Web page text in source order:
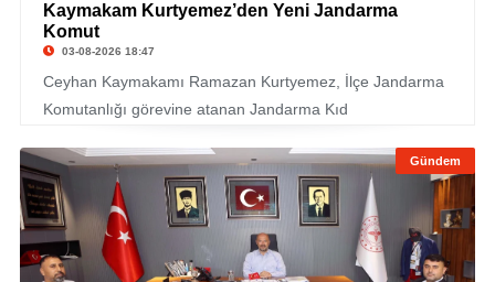
Kaymakam Kurtyemez’den Yeni Jandarma
Komut
03-08-2026 18:47
Ceyhan Kaymakamı Ramazan Kurtyemez, İlçe Jandarma
Komutanlığı görevine atanan Jandarma Kıd
Gündem